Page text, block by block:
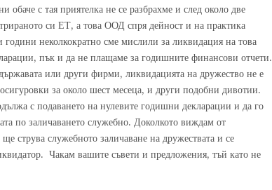
с тая приятелка не се разбрахме и след около две
си ЕТ, а това ООД спря дейност и на практика
години неколкократно сме мислили за ликвидация на това
пък и да не плащаме за годишните финансови отчети.
или други фирми, ликвидацията на дружество не е
за около шест месеца, и други подобни дивотии.
с подаването на нулевите годишни декларации и да го
по заличаването служебно. Доколкото виждам от
струва служебното заличаване на дружествата и се
Чакам вашите съвети и предложения, тъй като не